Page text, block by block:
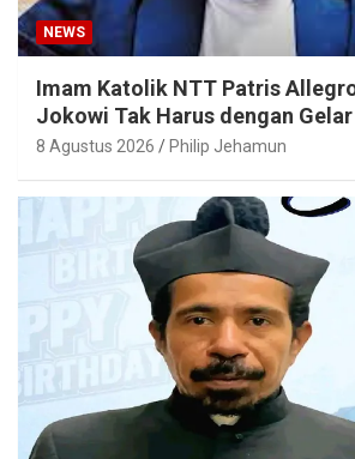
NEWS
Imam Katolik NTT Patris
Jokowi Tak Harus dengan
8 Agustus 2026 Philip Jehamun